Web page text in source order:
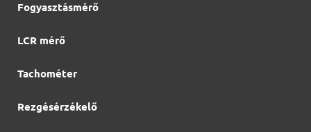
Fogyasztásmérő
LCR mérő
Tachométer
Rezgésérzékelő